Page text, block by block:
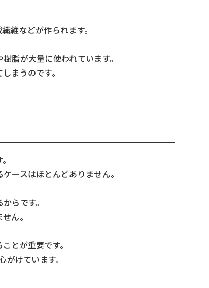
維などが作られます。
脂が大量に使われています。
まうのです。
ースはほとんどありません。
らです。
ん。
とが重要です。
けています。